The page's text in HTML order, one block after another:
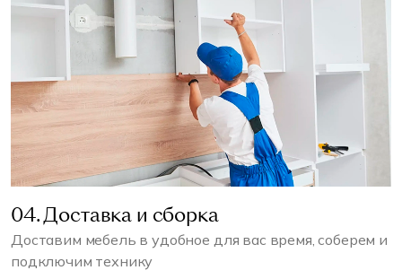
04. Доставка и сборка
Доставим мебель в удобное для вас время, соберем и
подключим технику